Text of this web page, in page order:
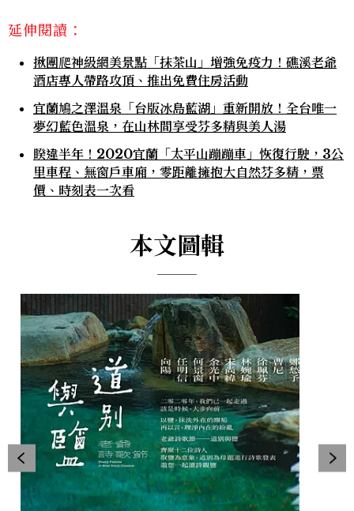
延伸閱讀：
揪團爬神級網美景點「抹茶山」增強免疫力！礁溪老爺
酒店專人帶路攻頂、推出免費住房活動
宜蘭鳩之澤溫泉「台版冰島藍湖」重新開放！全台唯一
夢幻藍色溫泉，在山林間享受芬多精與美人湯
睽違半年！2020宜蘭「太平山蹦蹦車」恢復行駛，3公
里車程、無窗戶車廂，零距離擁抱大自然芬多精，票
價、時刻表一次看
本文圖輯